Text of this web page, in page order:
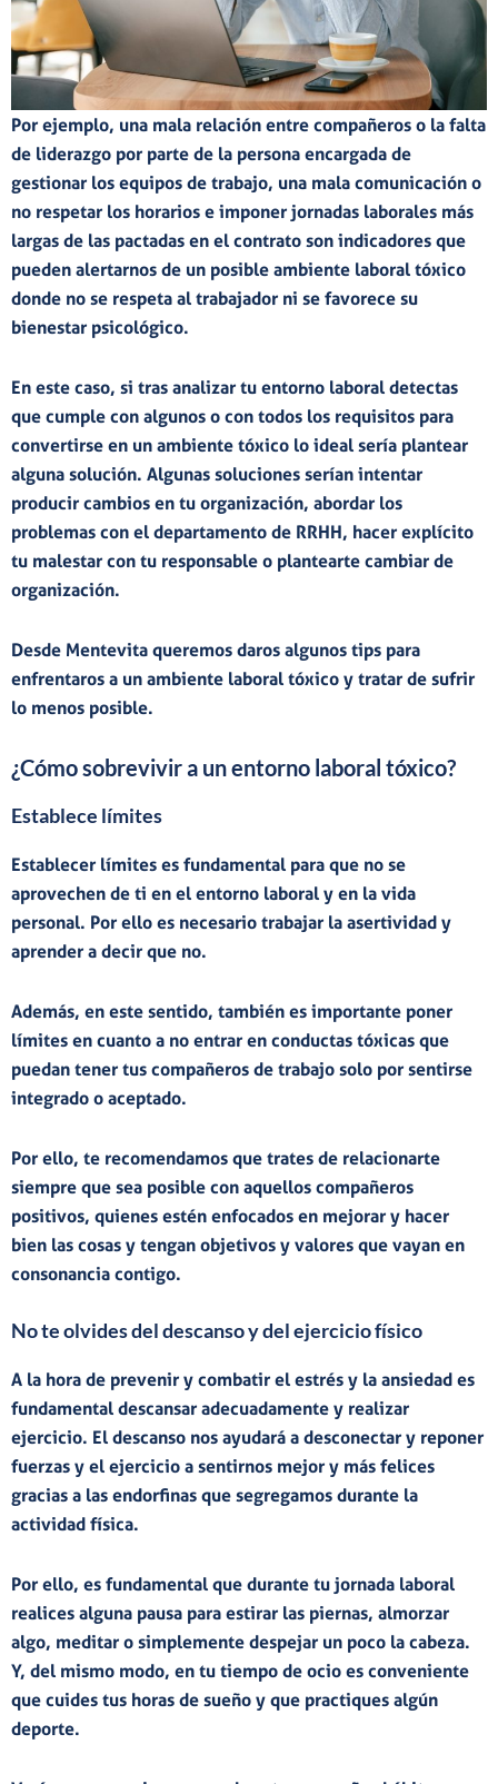
Por ejemplo, una mala relación entre compañeros o la falta
de liderazgo por parte de la persona encargada de
gestionar los equipos de trabajo, una mala comunicación o
no respetar los horarios e imponer jornadas laborales más
largas de las pactadas en el contrato son indicadores que
pueden alertarnos de un posible ambiente laboral tóxico
donde no se respeta al trabajador ni se favorece su
bienestar psicológico.
En este caso, si tras analizar tu entorno laboral detectas
que cumple con algunos o con todos los requisitos para
convertirse en un ambiente tóxico lo ideal sería plantear
alguna solución. Algunas soluciones serían intentar
producir cambios en tu organización, abordar los
problemas con el departamento de RRHH, hacer explícito
tu malestar con tu responsable o plantearte cambiar de
organización.
Desde Mentevita queremos daros algunos tips para
enfrentaros a un ambiente laboral tóxico y tratar de sufrir
lo menos posible.
¿Cómo sobrevivir a un entorno laboral tóxico?
Establece límites
Establecer límites es fundamental para que no se
aprovechen de ti en el entorno laboral y en la vida
personal. Por ello es necesario trabajar la asertividad y
aprender a decir que no.
Además, en este sentido, también es importante poner
límites en cuanto a no entrar en conductas tóxicas que
puedan tener tus compañeros de trabajo solo por sentirse
integrado o aceptado.
Por ello, te recomendamos que trates de relacionarte
siempre que sea posible con aquellos compañeros
positivos, quienes estén enfocados en mejorar y hacer
bien las cosas y tengan objetivos y valores que vayan en
consonancia contigo.
No te olvides del descanso y del ejercicio físico
A la hora de prevenir y combatir el estrés y la ansiedad es
fundamental descansar adecuadamente y realizar
ejercicio. El descanso nos ayudará a desconectar y reponer
fuerzas y el ejercicio a sentirnos mejor y más felices
gracias a las endorfinas que segregamos durante la
actividad física.
Por ello, es fundamental que durante tu jornada laboral
realices alguna pausa para estirar las piernas, almorzar
algo, meditar o simplemente despejar un poco la cabeza.
Y, del mismo modo, en tu tiempo de ocio es conveniente
que cuides tus horas de sueño y que practiques algún
deporte.